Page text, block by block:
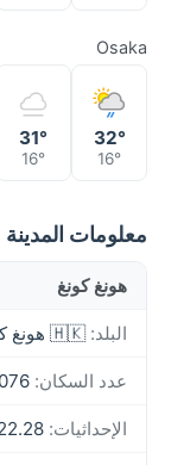
Osaka
32°
16°
31°
16°
معلومات المدينة
هونغ كونغ
البلد: 🇭🇰 هونغ كونغ
عدد السكان:
الإحداثيات: